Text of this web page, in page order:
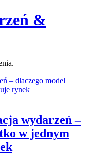
&
wydarzeń –
w jednym